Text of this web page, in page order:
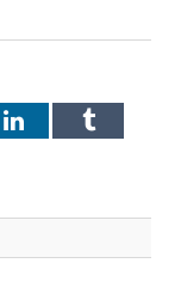
LinkedInTumblr